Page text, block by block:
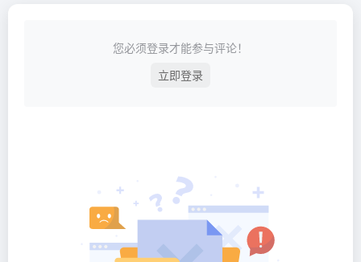
您必须登录才能参与评论！
立即登录